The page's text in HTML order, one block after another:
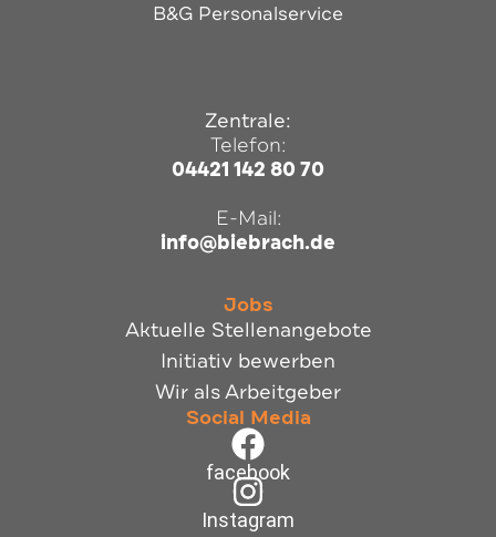
B&G Personalservice
Zentrale:
Telefon:
04421 142 80 70
E-Mail:
info@biebrach.de
Jobs
Aktuelle Stellenangebote
Initiativ bewerben
Wir als Arbeitgeber
Social Media
facebook
Instagram